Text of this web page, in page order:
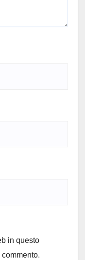
in questo